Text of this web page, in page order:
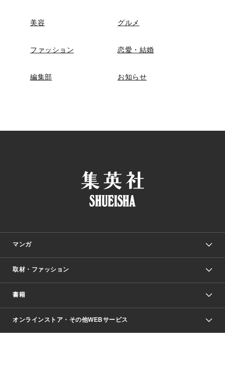
美容 グルメ
ファッション 恋愛・結婚
編集部 お知らせ
マンガ
少年マンガ
Vジャンプ
週刊ヤングジャンプ
取材・ファッション
Seventeen
芸能・情報・スポーツ
書籍
文芸・文庫・総合
オンラインストア・その他WEBサービス